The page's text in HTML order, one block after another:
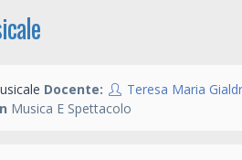
Docente: Teresa Maria
Musica E Spettacolo